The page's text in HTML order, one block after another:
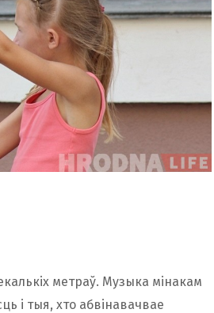
метраў. Музыка мінакам
і тыя, хто абвінавачвае